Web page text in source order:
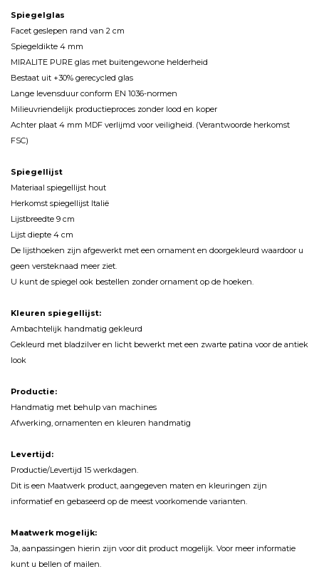
Spiegelglas
Facet geslepen rand van 2 cm
Spiegeldikte 4 mm
MIRALITE PURE glas met buitengewone helderheid
Bestaat uit +30% gerecycled glas
Lange levensduur conform EN 1036-normen
Milieuvriendelijk productieproces zonder lood en koper
Achter plaat 4 mm MDF verlijmd voor veiligheid. (Verantwoorde herkomst
FSC)
Spiegellijst
Materiaal spiegellijst hout
Herkomst spiegellijst Italië
Lijstbreedte 9 cm
Lijst diepte 4 cm
De lijsthoeken zijn afgewerkt met een ornament en doorgekleurd waardoor u
geen versteknaad meer ziet.
U kunt de spiegel ook bestellen zonder ornament op de hoeken.
Kleuren spiegellijst:
Ambachtelijk handmatig gekleurd
Gekleurd met bladzilver en licht bewerkt met een zwarte patina voor de antiek
look
Productie:
Handmatig met behulp van machines
Afwerking, ornamenten en kleuren handmatig
Levertijd:
Productie/Levertijd 15 werkdagen.
Dit is een Maatwerk product, aangegeven maten en kleuringen zijn
informatief en gebaseerd op de meest voorkomende varianten.
Maatwerk mogelijk:
Ja, aanpassingen hierin zijn voor dit product mogelijk. Voor meer informatie
kunt u bellen of mailen.